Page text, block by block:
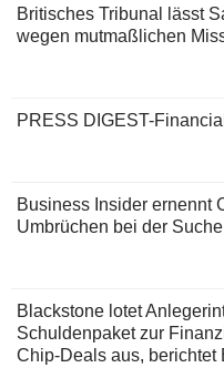
Britisches Tribunal lässt
wegen mutmaßlichen
PRESS DIGEST-
Business Insider ernennt
Umbrüchen bei der
Blackstone lotet
Schuldenpaket zur
Chip-Deals aus, berichtet